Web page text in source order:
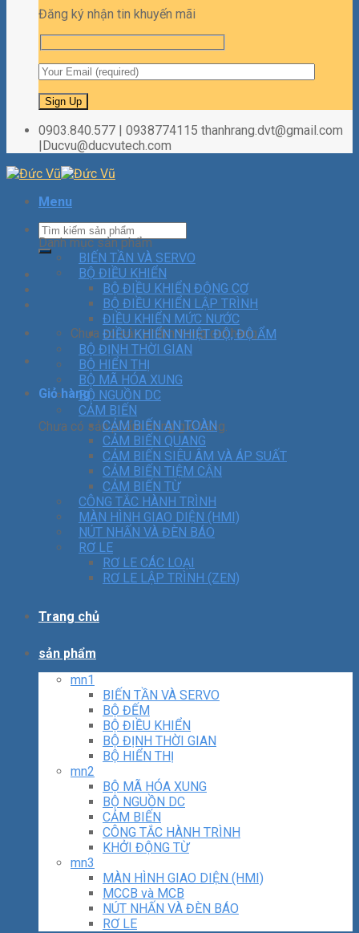
Đăng ký nhận tin khuyến mãi
0903.840.577 | 0938774115 thanhrang.dvt@gmail.com
|Ducvu@ducvutech.com
Menu
Chưa có sản phẩm trong giỏ hàng.
Giỏ hàng
Chưa có sản phẩm trong giỏ hàng.
Danh mục sản phẩm
BIẾN TẦN VÀ SERVO
BỘ ĐIỀU KHIỂN
BỘ ĐIỀU KHIỂN ĐỘNG CƠ
BỘ ĐIỀU KHIỂN LẬP TRÌNH
ĐIỀU KHIỂN MỨC NƯỚC
ĐIỀU KHIỂN NHIỆT ĐỘ, ĐỘ ẨM
BỘ ĐỊNH THỜI GIAN
BỘ HIỂN THỊ
BỘ MÃ HÓA XUNG
BỘ NGUỒN DC
CẢM BIẾN
CẢM BIẾN AN TOÀN
CẢM BIẾN QUANG
CẢM BIẾN SIÊU ÂM VÀ ÁP SUẤT
CẢM BIẾN TIỆM CẬN
CẢM BIẾN TỪ
CÔNG TẮC HÀNH TRÌNH
MÀN HÌNH GIAO DIỆN (HMI)
NÚT NHẤN VÀ ĐÈN BÁO
RƠ LE
RƠ LE CÁC LOẠI
RƠ LE LẬP TRÌNH (ZEN)
Trang chủ
sản phẩm
mn1
BIẾN TẦN VÀ SERVO
BỘ ĐẾM
BỘ ĐIỀU KHIỂN
BỘ ĐỊNH THỜI GIAN
BỘ HIỂN THỊ
mn2
BỘ MÃ HÓA XUNG
BỘ NGUỒN DC
CẢM BIẾN
CÔNG TẮC HÀNH TRÌNH
KHỞI ĐỘNG TỪ
mn3
MÀN HÌNH GIAO DIỆN (HMI)
MCCB và MCB
NÚT NHẤN VÀ ĐÈN BÁO
RƠ LE